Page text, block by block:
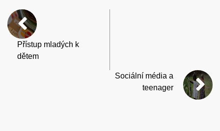
Přístup mladých k
dětem
Sociální média a
teenager